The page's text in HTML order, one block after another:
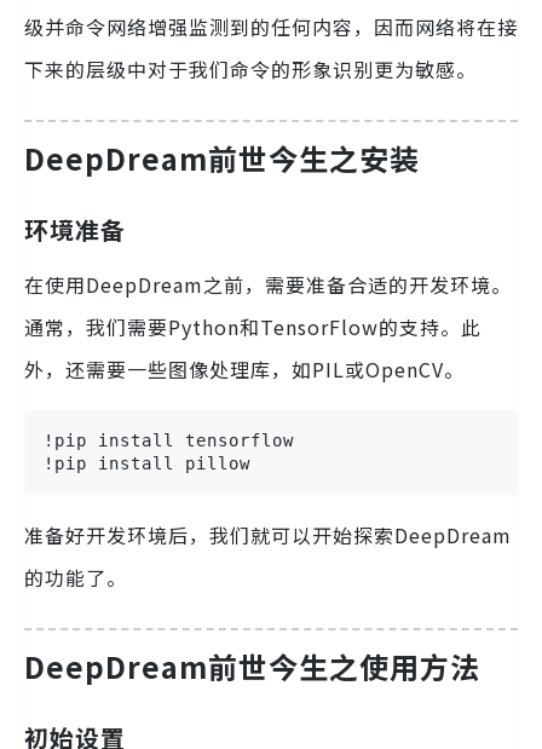
级并命令网络增强监测到的任何内容，因而网络将在接
下来的层级中对于我们命令的形象识别更为敏感。
DeepDream前世今生之安装
环境准备
在使用DeepDream之前，需要准备合适的开发环境。
通常，我们需要Python和TensorFlow的支持。此
外，还需要一些图像处理库，如PIL或OpenCV。
!pip install tensorflow
!pip install pillow
准备好开发环境后，我们就可以开始探索DeepDream
的功能了。
DeepDream前世今生之使用方法
初始设置